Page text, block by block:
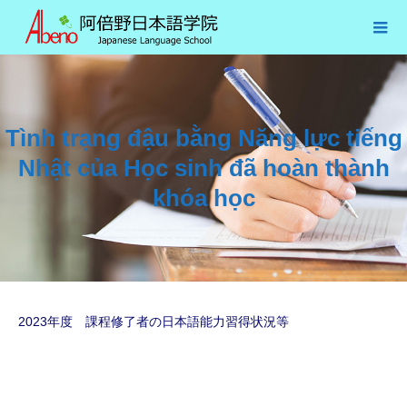
Tình trạng đậu bằng Năng lực tiếng
Nhật của Học sinh đã hoàn thành
khóa học
2023年度 課程修了者の日本語能力習得状況等